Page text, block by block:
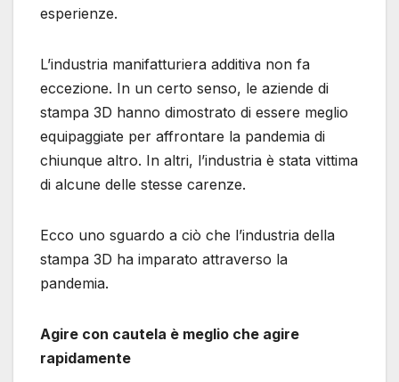
esperienze.
L’industria manifatturiera additiva non fa
eccezione. In un certo senso, le aziende di
stampa 3D hanno dimostrato di essere meglio
equipaggiate per affrontare la pandemia di
chiunque altro. In altri, l’industria è stata vittima
di alcune delle stesse carenze.
Ecco uno sguardo a ciò che l’industria della
stampa 3D ha imparato attraverso la
pandemia.
Agire con cautela è meglio che agire
rapidamente